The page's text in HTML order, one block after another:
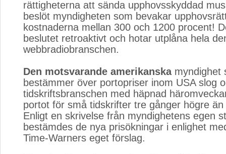
rättigheterna att sända upphovsskyddad
beslöt myndigheten som bevakar
kostnaderna mellan 300 och 1200 procent!
beslutet retroaktivt och hotar utplåna hela
webbradiobranschen.
Den motsvarande amerikanskamyndighet
bestämmer över portopriser inom USA slog
tidskriftsbranschen med häpnad
portot för små tidskrifter tre gånger högre
Enligt en skrivelse från myndighetens egen
bestämdes de nya prisökningar i enlighet
Time-Warners eget förslag.